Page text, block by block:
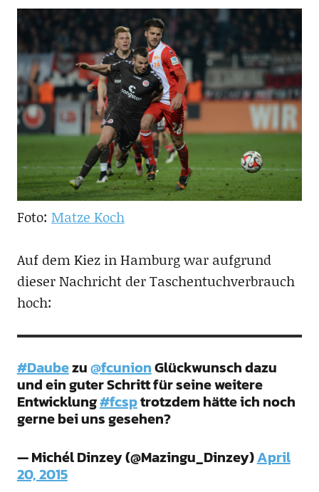
Foto: Matze Koch
Auf dem Kiez in Hamburg war aufgrund
dieser Nachricht der Taschentuchverbrauch
hoch:
#Daubezu@fcunionGlückwunsch dazu
und ein guter Schritt für seine weitere
Entwicklung#fcsptrotzdem hätte ich noch
gerne bei uns gesehen?
— Michél Dinzey (@Mazingu_Dinzey)April
20, 2015